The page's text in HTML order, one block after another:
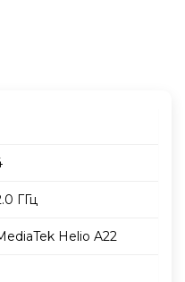
ГГц
Helio A22